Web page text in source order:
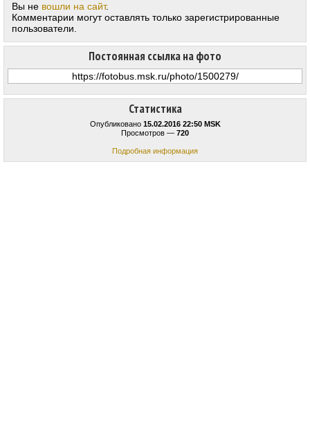
Статистика
Опубликовано 15.02.2016 22:50 MSK
Просмотров — 720
Подробная информация
Постоянная ссылка на фото
Вы не вошли на сайт.
Комментарии могут оставлять только зарегистрированные
пользователи.